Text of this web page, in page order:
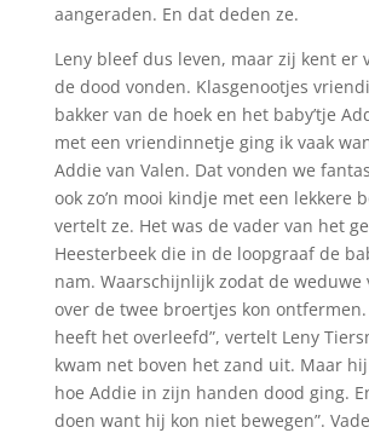
aangeraden. En dat deden ze.
Leny bleef dus leven, maar zij kent er
de dood vonden. Klasgenootjes
bakker van de hoek en het baby’tje
met een vriendinnetje ging ik vaak
Addie van Valen. Dat vonden we
ook zo’n mooi kindje met een lekkere
vertelt ze. Het was de vader van het
Heesterbeek die in de loopgraaf de
nam. Waarschijnlijk zodat de weduwe
over de twee broertjes kon ontfermen.
heeft het overleefd”, vertelt Leny
kwam net boven het zand uit. Maar
hoe Addie in zijn handen dood ging.
doen want hij kon niet bewegen”.